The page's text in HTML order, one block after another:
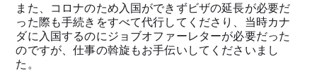
また、コロナのため入国ができずビザの延長が必要だ
った際も手続きをすべて代行してくださり、当時カナ
ダに入国するのにジョブオファーレターが必要だった
のですが、仕事の斡旋もお手伝いしてくださいまし
た。